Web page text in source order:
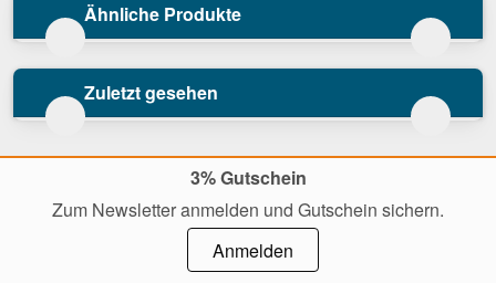
Ähnliche Produkte
Zuletzt gesehen
3% Gutschein
Zum Newsletter anmelden und Gutschein sichern.
Anmelden